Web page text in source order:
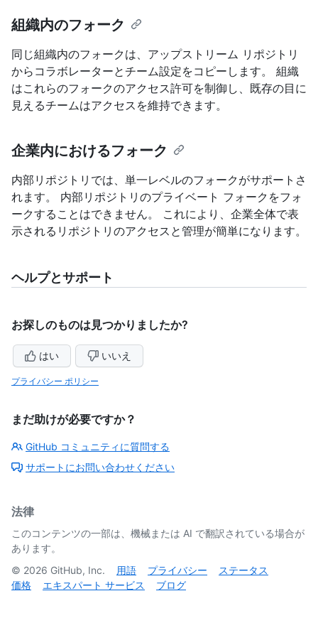
組織内のフォーク
同じ組織内のフォークは、アップストリーム リポジトリ
からコラボレーターとチーム設定をコピーします。 組織
はこれらのフォークのアクセス許可を制御し、既存の目に
見えるチームはアクセスを維持できます。
企業内におけるフォーク
内部リポジトリでは、単一レベルのフォークがサポートさ
れます。 内部リポジトリのプライベート フォークをフォ
ークすることはできません。 これにより、企業全体で表
示されるリポジトリのアクセスと管理が簡単になります。
ヘルプとサポート
お探しのものは見つかりましたか?
はい いいえ
プライバシー ポリシー
まだ助けが必要ですか？
GitHub コミュニティに質問する
サポートにお問い合わせください
法律
このコンテンツの一部は、機械または AI で翻訳されている場合が
あります。
© 2026 GitHub, Inc. 用語 プライバシー
ステータス
価格
エキスパート サービス ブログ